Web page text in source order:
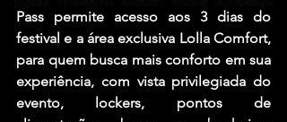
Pass permite acesso aos 3 dias do
festival e a área exclusiva Lolla Comfort,
para quem busca mais conforto em sua
experiência, com vista privilegiada do
evento, lockers, pontos de